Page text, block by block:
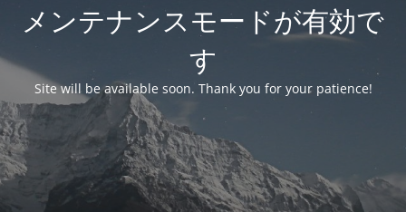
メンテナンスモードが有効で
す
Site will be available soon. Thank you for your patience!